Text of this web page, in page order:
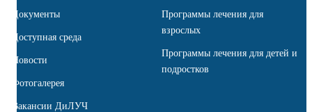
Документы
Доступная среда
Новости
Фотогалерея
Вакансии ДиЛУЧ
Программы лечения для
взрослых
Программы лечения для детей и
подростков